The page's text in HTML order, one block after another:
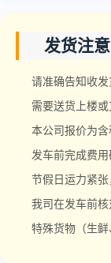
发货注
请准确告知收发
需要送货上楼或
本公司报价为含
发车前完成费用
节假日运力紧张
我司在发车前核
特殊货物（生鲜